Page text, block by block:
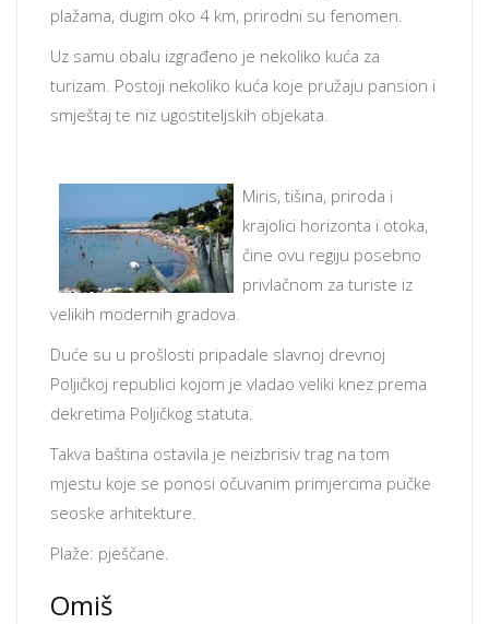
plažama, dugim oko 4 km, prirodni su fenomen.
Uz samu obalu izgrađeno je nekoliko kuća za
turizam. Postoji nekoliko kuća koje pružaju pansion i
smještaj te niz ugostiteljskih objekata.
Miris, tišina, priroda i
krajolici horizonta i otoka,
čine ovu regiju posebno
privlačnom za turiste iz
velikih modernih gradova.
Duće su u prošlosti pripadale slavnoj drevnoj
Poljičkoj republici kojom je vladao veliki knez prema
dekretima Poljičkog statuta.
Takva baština ostavila je neizbrisiv trag na tom
mjestu koje se ponosi očuvanim primjercima pučke
seoske arhitekture.
Plaže: pješčane.
Omiš